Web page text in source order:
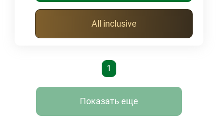
All inclusive
1
Показать еще